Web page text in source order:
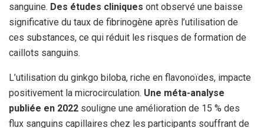
sanguine. Des études cliniques ont observé une baisse
significative du taux de fibrinogène après l’utilisation de
ces substances, ce qui réduit les risques de formation de
caillots sanguins.
L’utilisation du ginkgo biloba, riche en flavonoïdes, impacte
positivement la microcirculation. Une méta-analyse
publiée en 2022 souligne une amélioration de 15 % des
flux sanguins capillaires chez les participants souffrant de